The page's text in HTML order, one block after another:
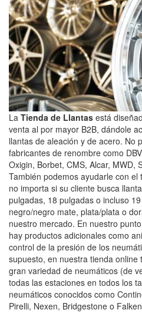
La Tienda de Llantas está
venta al por mayor B2B, dándole
llantas de aleación y de acero. No
fabricantes de renombre como
Oxigin, Borbet, CMS, Alcar, MWD,
También podemos ayudarle con
no importa si su cliente busca
pulgadas, 18 pulgadas o incluso
negro/negro mate, plata/plata o
nuestro mercado. En nuestro
hay productos adicionales como
control de la presión de los
supuesto, en nuestra tienda
gran variedad de neumáticos (de
todas las estaciones en todos los
neumáticos conocidos como
Pirelli, Nexen, Bridgestone o